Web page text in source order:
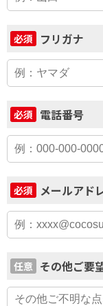
必須 フリガナ
必須 電話番号
必須 メールアド
任意 その他ご要